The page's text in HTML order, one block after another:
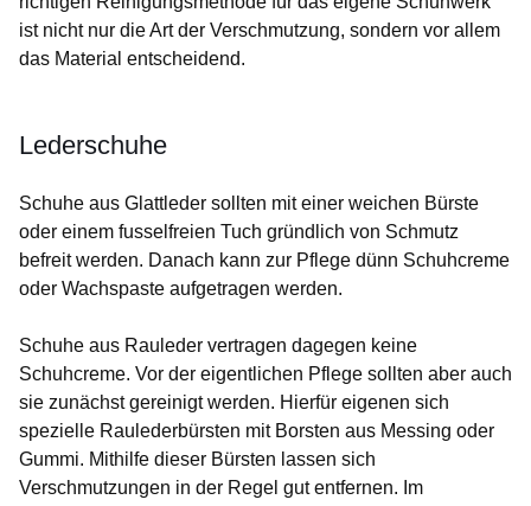
ist nicht nur die Art der Verschmutzung, sondern vor allem
das Material entscheidend.
Lederschuhe
Schuhe aus Glattleder sollten mit einer weichen Bürste
oder einem fusselfreien Tuch gründlich von Schmutz
befreit werden. Danach kann zur Pflege dünn Schuhcreme
oder Wachspaste aufgetragen werden.
Schuhe aus Rauleder vertragen dagegen keine
Schuhcreme. Vor der eigentlichen Pflege sollten aber auch
sie zunächst gereinigt werden. Hierfür eigenen sich
spezielle Raulederbürsten mit Borsten aus Messing oder
Gummi. Mithilfe dieser Bürsten lassen sich
Verschmutzungen in der Regel gut entfernen. Im